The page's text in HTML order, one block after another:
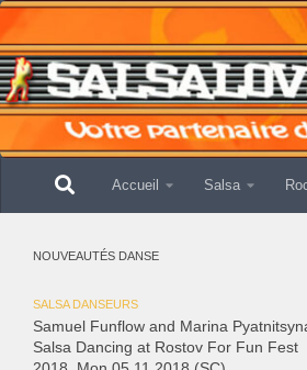
Accueil Salsa
NOUVEAUTÉS DANSE
SALSA DANSEURS
Samuel Funflow and Marina
Salsa Dancing at Rostov For Fun Fest